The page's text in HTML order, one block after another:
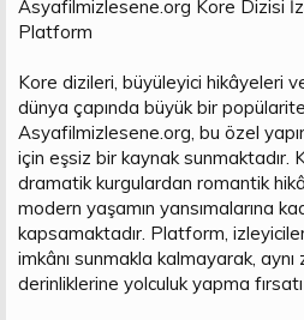
Asyafilmizlesene.org Kore Dizisi
Platform
Kore dizileri, büyüleyici hikâyeleri
dünya çapında büyük bir
Asyafilmizlesene.org, bu özel
için eşsiz bir kaynak sunmaktadır.
dramatik kurgulardan romantik
modern yaşamın yansımalarına
kapsamaktadır. Platform,
imkânı sunmakla kalmayarak,
derinliklerine yolculuk yapma